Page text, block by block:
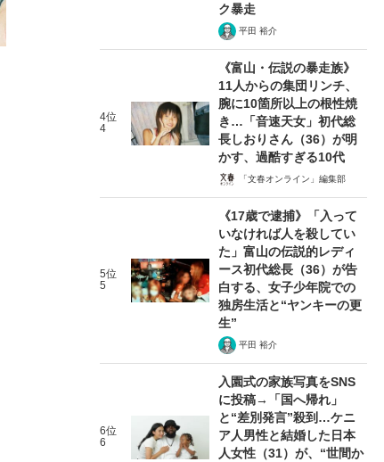
ク暴走
平田 裕介
4位
4
《富山・伝説の暴走族》
11人からの集団リンチ、
腕に10箇所以上の根性焼
き…「音速天女」初代総
長しおりさん（36）が明
かす、過酷すぎる10代
「文春オンライン」編集部
5位
5
《17歳で逮捕》「入って
いなければ人を殺してい
た」富山の伝説的レディ
ース初代総長（36）が告
白する、女子少年院での
独房生活と“ヤンキーの更
生”
平田 裕介
6位
6
入園式の家族写真をSNS
に投稿→「国へ帰れ」
と“差別発言”殺到…ケニ
ア人男性と結婚した日本
人女性（31）が、“世間か